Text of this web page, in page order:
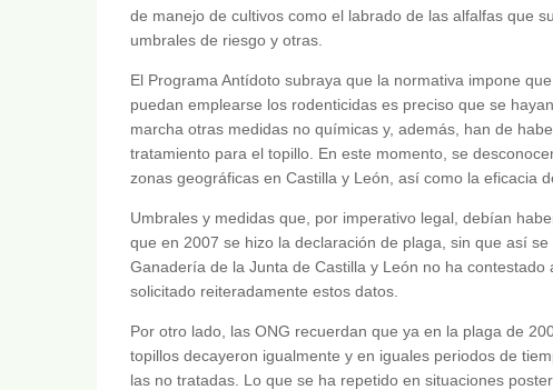
de manejo de cultivos como el labrado de las alfalfas que
umbrales de riesgo y otras.
El Programa Antídoto subraya que la normativa impone
puedan emplearse los rodenticidas es preciso que se
marcha otras medidas no químicas y, además, han de
tratamiento para el topillo. En este momento, se
zonas geográficas en Castilla y León, así como la eficacia
Umbrales y medidas que, por imperativo legal, debían
que en 2007 se hizo la declaración de plaga, sin que así
Ganadería de la Junta de Castilla y León no ha
solicitado reiteradamente estos datos.
Por otro lado, las ONG recuerdan que ya en la plaga de
topillos decayeron igualmente y en iguales periodos de
las no tratadas. Lo que se ha repetido en situaciones